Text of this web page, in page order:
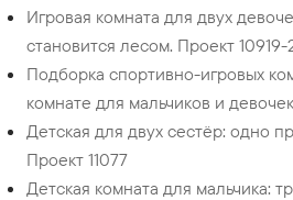
Игровая комната для двух
становится лесом. Проект 10919-
Подборка спортивно-игровых
комнате для мальчиков и девочек
Детская для двух сестёр: одно
Проект 11077
Детская комната для мальчика: